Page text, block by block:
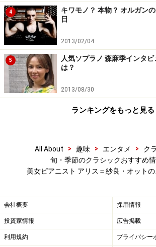
4
キワモノ？ 本物？ オルガン
日
2013/02/04
5
人気ソプラノ 森麻季インタ
は？
2013/08/30
ランキングをもっと見る
All About > 趣味 > エンタメ > ク
旬・季節のクラシックおすすめ
美女ピアニスト アリス＝紗良・オット
会社概要 採用情報
投資家情報 広告掲載
利用規約 プライバシー